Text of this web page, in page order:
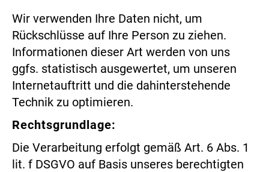
Wir verwenden Ihre Daten nicht, um
Rückschlüsse auf Ihre Person zu ziehen.
Informationen dieser Art werden von uns
ggfs. statistisch ausgewertet, um unseren
Internetauftritt und die dahinterstehende
Technik zu optimieren.
Rechtsgrundlage:
Die Verarbeitung erfolgt gemäß Art. 6 Abs. 1
lit. f DSGVO auf Basis unseres berechtigten